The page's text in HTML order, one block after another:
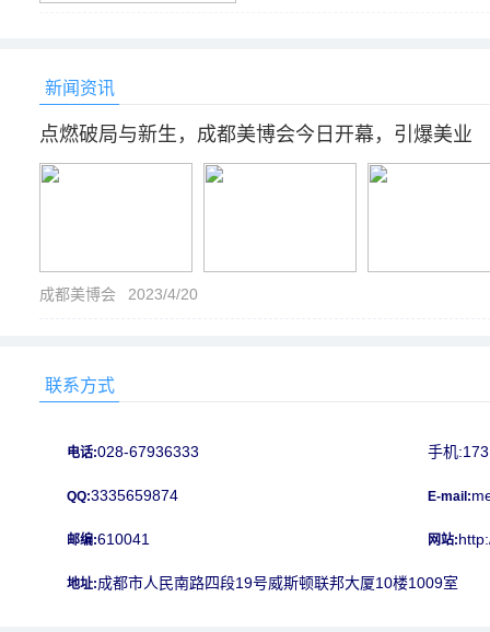
新闻资讯
点燃破局与新生，成都美博会今日开幕，引爆美业
成都美博会 2023/4/20
联系方式
电话:028-67936333 手机
QQ:3335659874 E-mail:
邮编:610041 网站:
地址:成都市人民南路四段19号威斯顿联邦大厦10楼1009室